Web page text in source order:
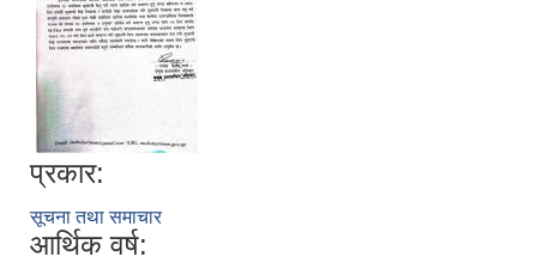
प्रकार:
सूचना तथा समाचार
आर्थिक वर्ष: